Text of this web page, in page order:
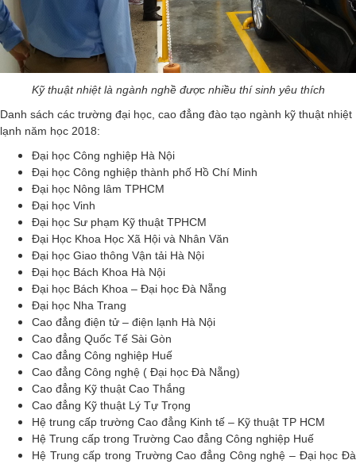
Kỹ thuật nhiệt là ngành nghề được nhiều thí sinh yêu thích
Danh sách các trường đại học, cao đẳng đào tạo ngành kỹ thuật nhiệt
lạnh năm học 2018:
Đại học Công nghiệp Hà Nội
Đại học Công nghiệp thành phố Hồ Chí Minh
Đại học Nông lâm TPHCM
Đại học Vinh
Đại học Sư phạm Kỹ thuật TPHCM
Đại Học Khoa Học Xã Hội và Nhân Văn
Đại học Giao thông Vận tải Hà Nội
Đại học Bách Khoa Hà Nội
Đại học Bách Khoa – Đại học Đà Nẵng
Đại học Nha Trang
Cao đẳng điện tử – điện lạnh Hà Nội
Cao đẳng Quốc Tế Sài Gòn
Cao đẳng Công nghiệp Huế
Cao đẳng Công nghệ ( Đại học Đà Nẵng)
Cao đẳng Kỹ thuật Cao Thắng
Cao đẳng Kỹ thuật Lý Tự Trọng
Hệ trung cấp trường Cao đẳng Kinh tế – Kỹ thuật TP HCM
Hệ Trung cấp trong Trường Cao đẳng Công nghiệp Huế
Hệ Trung cấp trong Trường Cao đẳng Công nghệ – Đại học Đà